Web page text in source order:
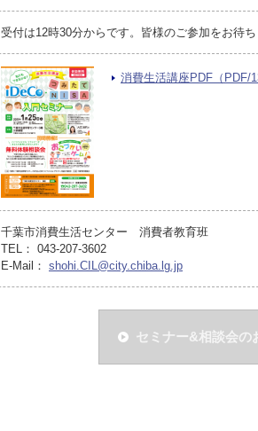
受付は12時30分からです。皆様のご参加をお待ち
消費生活講座PDF（PDF/
千葉市消費生活センター 消費者教育班
TEL： 043-207-3602
E-Mail： shohi.CIL@city.chiba.lg.jp
セミナー&相談会の